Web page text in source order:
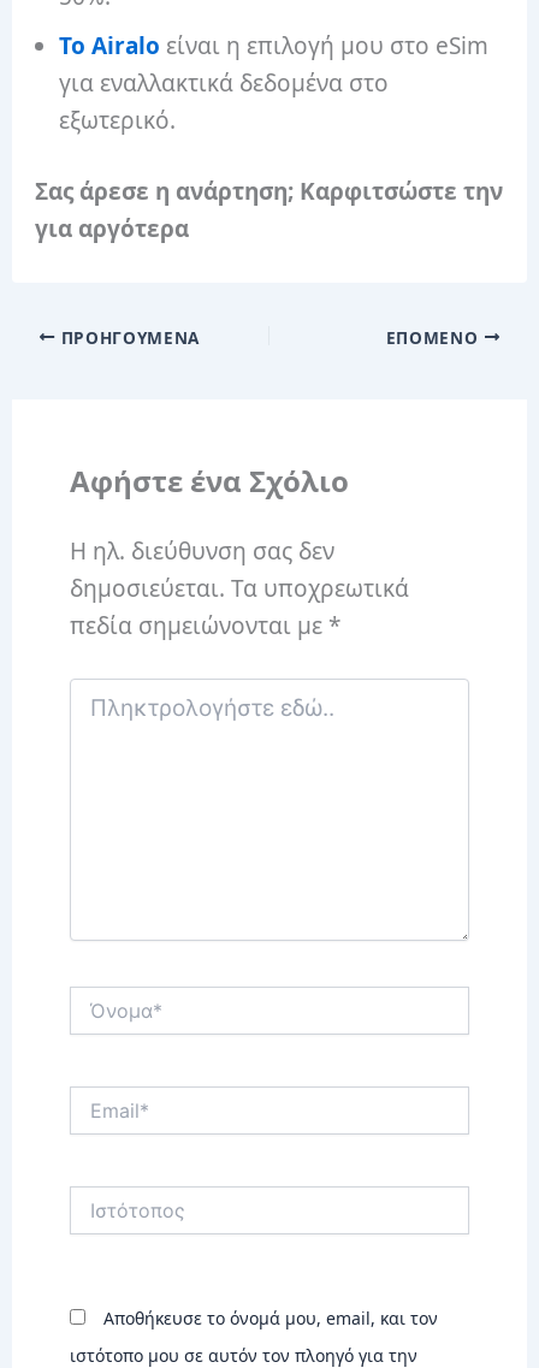
Το Airalo είναι η επιλογή μου στο eSim
για εναλλακτικά δεδομένα στο
εξωτερικό.
Σας άρεσε η ανάρτηση; Καρφιτσώστε την
για αργότερα
ΠΡΟΗΓΟΎΜΕΝΑ ΕΠΌΜΕΝΟ
Αφήστε ένα Σχόλιο
Η ηλ. διεύθυνση σας δεν
δημοσιεύεται. Τα υποχρεωτικά
πεδία σημειώνονται με *
Πληκτρολογήστε
εδώ..
Όνομα*
Ιστότοπος
Αποθήκευσε το όνομά μου, email, και τον
ιστότοπο μου σε αυτόν τον πλοηγό για την